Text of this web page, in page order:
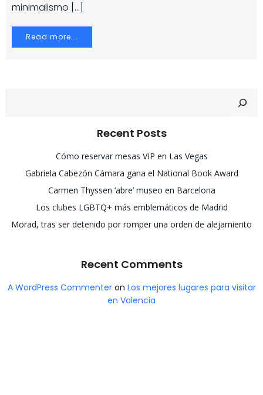
minimalismo […]
Read more...
Recent Posts
Cómo reservar mesas VIP en Las Vegas
Gabriela Cabezón Cámara gana el National Book Award
Carmen Thyssen ‘abre’ museo en Barcelona
Los clubes LGBTQ+ más emblemáticos de Madrid
Morad, tras ser detenido por romper una orden de alejamiento
Recent Comments
A WordPress Commenteron Los mejores lugares para visitar
en Valencia